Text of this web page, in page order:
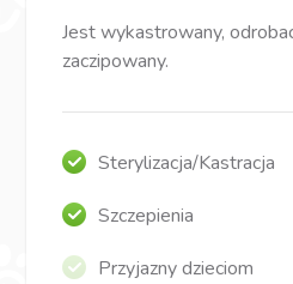
Jest wykastrowany,
zaczipowany.
Sterylizacja/Kastracja
Szczepienia
Przyjazny dzieciom